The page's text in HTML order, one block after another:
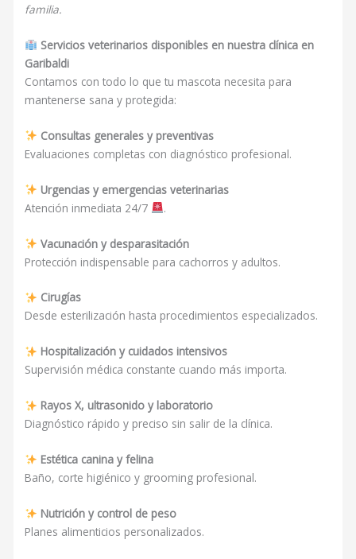
familia.
Servicios veterinarios disponibles en nuestra clínica en
Garibaldi
Contamos con todo lo que tu mascota necesita para
mantenerse sana y protegida:
Consultas generales y preventivas
Evaluaciones completas con diagnóstico profesional.
Urgencias y emergencias veterinarias
Atención inmediata 24/7
.
Vacunación y desparasitación
Protección indispensable para cachorros y adultos.
Cirugías
Desde esterilización hasta procedimientos especializados.
Hospitalización y cuidados intensivos
Supervisión médica constante cuando más importa.
Rayos X, ultrasonido y laboratorio
Diagnóstico rápido y preciso sin salir de la clínica.
Estética canina y felina
Baño, corte higiénico y grooming profesional.
Nutrición y control de peso
Planes alimenticios personalizados.